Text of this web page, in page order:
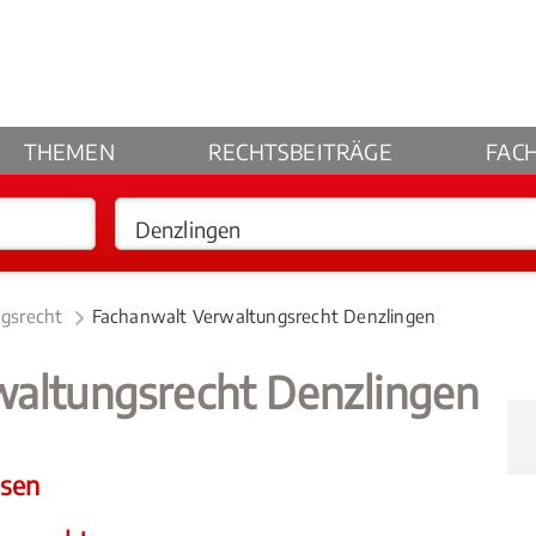
THEMEN RECHTSBEITRÄGE
Fachanwalt Verwaltungsrecht Denzlingen
Denzlingen